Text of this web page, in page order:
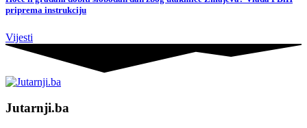
priprema instrukciju
Vijesti
Jutarnji.ba